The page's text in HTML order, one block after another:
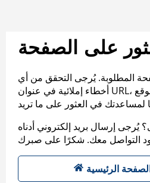
على الصفحة
المطلوبة. يُرجى التحقق من أي
أخطاء إملائية في عنوان URL، أو عرض خريطة الموقع
إرسال بريد إلكتروني أدناه
الرئيسية